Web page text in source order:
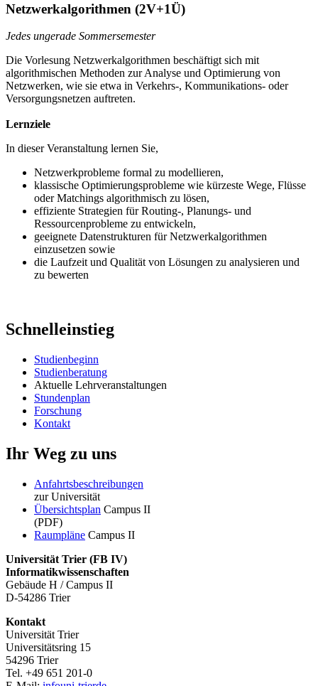
Netzwerkalgorithmen (2V+1Ü)
Jedes ungerade Sommersemester
Die Vorlesung Netzwerkalgorithmen beschäftigt sich mit
algorithmischen Methoden zur Analyse und Optimierung von
Netzwerken, wie sie etwa in Verkehrs-, Kommunikations- oder
Versorgungsnetzen auftreten.
Lernziele
In dieser Veranstaltung lernen Sie,
Netzwerkprobleme formal zu modellieren,
klassische Optimierungsprobleme wie kürzeste Wege, Flüsse
oder Matchings algorithmisch zu lösen,
effiziente Strategien für Routing-, Planungs- und
Ressourcenprobleme zu entwickeln,
geeignete Datenstrukturen für Netzwerkalgorithmen
einzusetzen sowie
die Laufzeit und Qualität von Lösungen zu analysieren und
zu bewerten
Schnelleinstieg
Studienbeginn
Studienberatung
Aktuelle Lehrveranstaltungen
Stundenplan
Forschung
Kontakt
Ihr Weg zu uns
Anfahrtsbeschreibungen
zur Universität
Übersichtsplan Campus II
(PDF)
Raumpläne Campus II
Universität Trier (FB IV)
Informatikwissenschaften
Gebäude H / Campus II
D-54286 Trier
Kontakt
Universität Trier
Universitätsring 15
54296 Trier
Tel. +49 651 201-0